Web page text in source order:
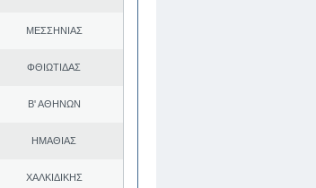
ΜΕΣΣΗΝΙΑΣ
ΦΘΙΩΤΙΔΑΣ
Β' ΑΘΗΝΩΝ
ΗΜΑΘΙΑΣ
ΧΑΛΚΙΔΙΚΗΣ